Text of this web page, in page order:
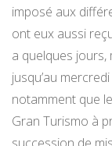
imposé aux
ont eux aussi
a quelques jours,
jusqu’au
notamment que
Gran Turismo à